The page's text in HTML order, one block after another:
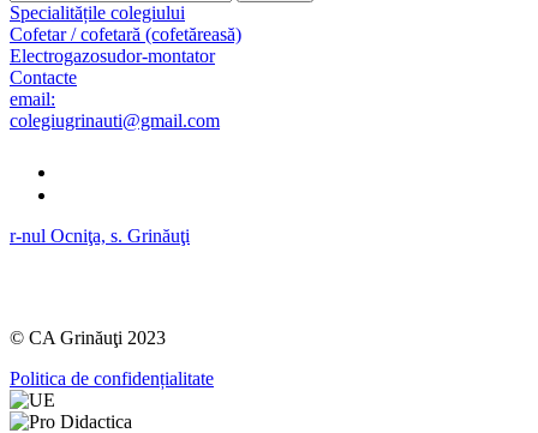
Specialitățile colegiului
Cofetar / cofetară (cofetăreasă)
Electrogazosudor-montator
Contacte
email:
colegiugrinauti@gmail.com
r-nul Ocniţa, s. Grinăuţi
© CA Grinăuţi 2023
Politica de confidențialitate